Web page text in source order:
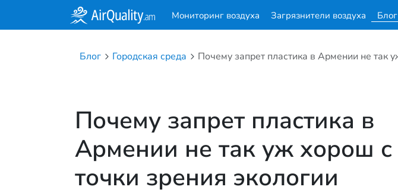
Мониторинг воздуха Загрязнители воздуха Блог
Блог Городская среда
Почему запрет пластика в
Армении не так уж хорош с
точки зрения экологии